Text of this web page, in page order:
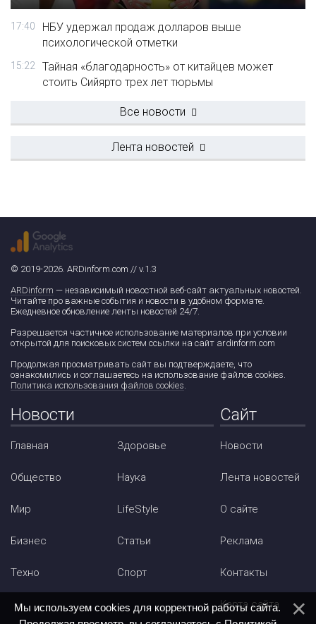
17:40
НБУ удержал продаж долларов выше
психологической отметки
15:22
Тайная «благодарность» от китайцев может
стоить Сийярто трех лет тюрьмы
Все новости
Лента новостей
© 2019-2026. ARDinform.com // v.1.3
ARDinform — независимый новостной веб-сайт актуальных новостей.
Читайте про важные события и новости в удобном формате.
Ежедневное обновление ленты новостей 24/7.
Разрешается частичное использование материалов при условии
открытой для поисковых систем ссылки на сайт ardinform.com
Продолжая просматривать сайт вы подтверждаете, что
ознакомились и соглашаетесь на использование файлов cookies.
Политика использования файлов cookies.
Новости
Главная
Общество
Мир
Бизнес
Техно
Здоровье
Наука
LifeStyle
Статьи
Спорт
Сайт
Новости
Лента новостей
О сайте
Реклама
Контакты
Карта сайта
Мы используем cookies для корректной работы сайта.